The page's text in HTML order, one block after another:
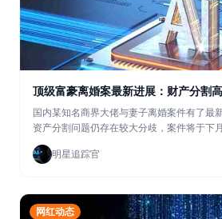
顶级富豪离婚案最新进展：财产分割
国内某知名商界大佬与妻子离婚案件有了最
资产分割问题仍存在较大分歧，案件将于下
明星追踪官
网红动态